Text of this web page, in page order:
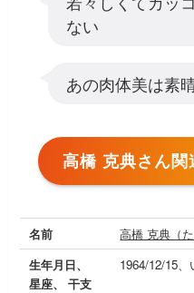
ない
あの肉体美は素
高橋 克典さん
名前
高橋 克典（
生年月日、
星座、 干支
1964/12/15